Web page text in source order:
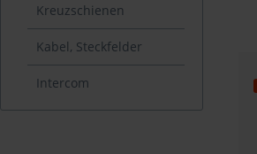
Kreuzschienen
Kabel, Steckfelder
Intercom